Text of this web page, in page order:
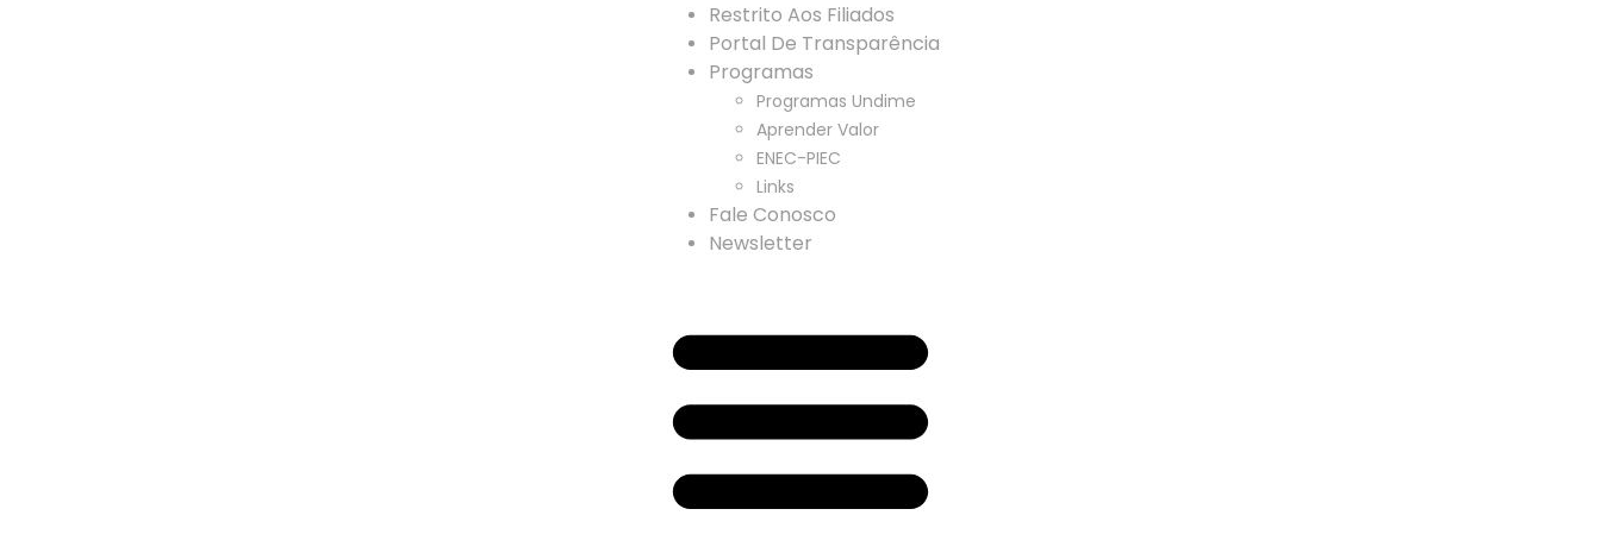
Restrito Aos Filiados
Portal De Transparência
Programas
Programas Undime
Aprender Valor
ENEC-PIEC
Links
Fale Conosco
Newsletter